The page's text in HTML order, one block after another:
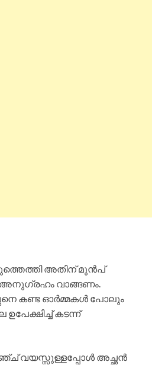
അതിന് മുൻപ്
അനുഗ്രഹം വാങ്ങണം.
കണ്ട ഓർമ്മകൾ പോലും
കടന്ന്
വയസ്സുള്ളപ്പോൾ അച്ഛൻ